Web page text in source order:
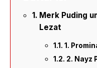
Merk Puding
Lezat
1.
2. Nayz